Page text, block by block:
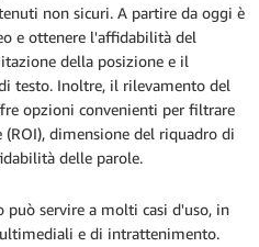
non sicuri. A partire da oggi è
e ottenere l'affidabilità del
della posizione e il
testo. Inoltre, il rilevamento del
opzioni convenienti per filtrare
dimensione del riquadro di
delle parole.
servire a molti casi d'uso, in
e di intrattenimento.